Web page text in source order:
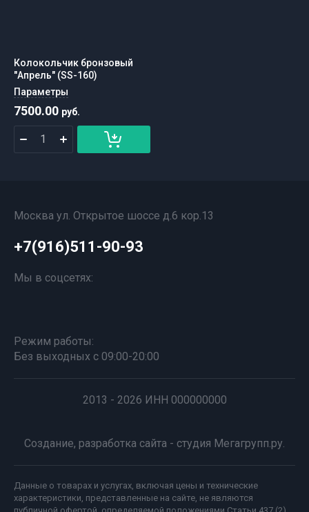
Колокольчик бронзовый
"Апрель" (SS-160)
Параметры
7500.00 руб.
Москва ул. Открытое шоссе д.6 кор.13
+7(916)511-90-93
Мы в соцсетях:
Режим работы:
Без выходных с 09:00-20:00
2013 - 2026 ИНН 000000000
Создание, разработка сайта - студия Мегагрупп.ру.
Данные о товарах и услугах, включая цены и технические
характеристики, представленные на сайте, не являются